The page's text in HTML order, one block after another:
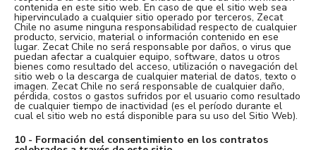
contenida en este sitio web. En caso de que el sitio web sea
hipervinculado a cualquier sitio operado por terceros, Zecat
Chile no asume ninguna responsabilidad respecto de cualquier
producto, servicio, material o información contenido en ese
lugar. Zecat Chile no será responsable por daños, o virus que
puedan afectar a cualquier equipo, software, datos u otros
bienes como resultado del acceso, utilización o navegación del
sitio web o la descarga de cualquier material de datos, texto o
imagen. Zecat Chile no será responsable de cualquier daño,
pérdida, costos o gastos sufridos por el usuario como resultado
de cualquier tiempo de inactividad (es el período durante el
cual el sitio web no está disponible para su uso del Sitio Web).
10 - Formación del consentimiento en los contratos